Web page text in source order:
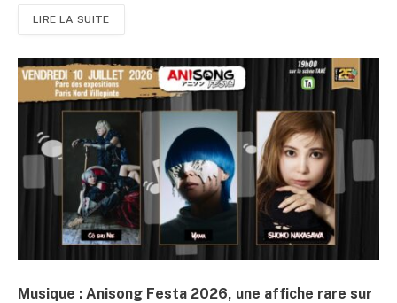
LIRE LA SUITE
Musique : Anisong Festa 2026, une affiche rare sur